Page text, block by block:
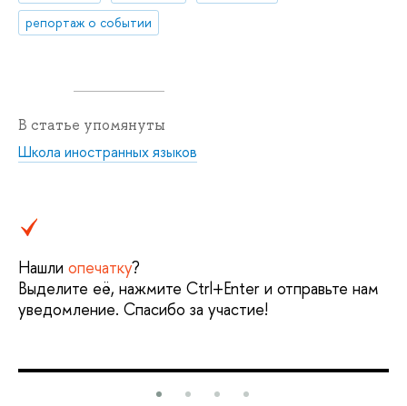
репортаж о событии
В статье упомянуты
Школа иностранных языков
Нашли опечатку?
Выделите её, нажмите Ctrl+Enter и отправьте нам
уведомление. Спасибо за участие!